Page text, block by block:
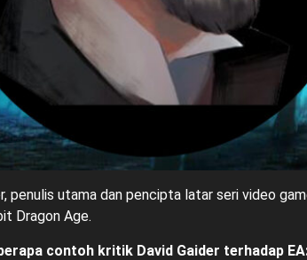
penulis utama dan pencipta latar seri video
Dragon Age.
contoh kritik David Gaider terhadap